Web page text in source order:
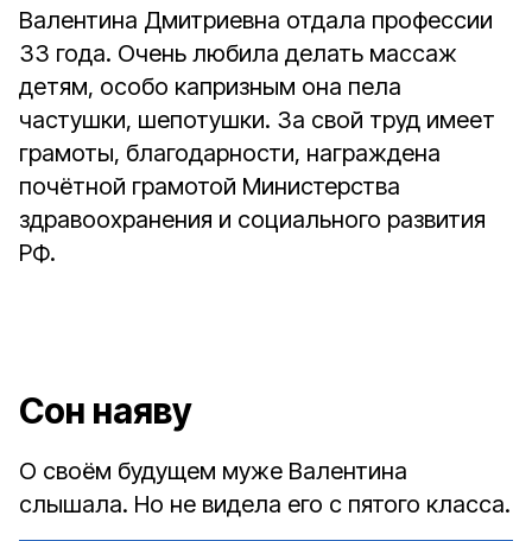
Валентина Дмитриевна отдала профессии
33 года. Очень любила делать массаж
детям, особо капризным она пела
частушки, шепотушки. За свой труд имеет
грамоты, благодарности, награждена
почётной грамотой Министерства
здравоохранения и социального развития
РФ.
Сон наяву
О своём будущем муже Валентина
слышала. Но не видела его с пятого класса.